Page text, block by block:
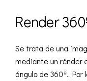
Render
Se trata de una
mediante un rénder
ángulo de 360º.